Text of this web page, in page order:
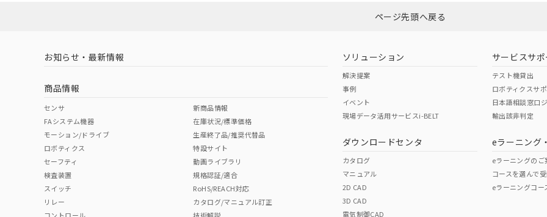
ダウンロードはこちら
中国 RoHS 注意事項・凡例
中国 RoHS表
Pb Hg Cr(VI)
（イギリス
（ノルウェー
（日本
（アメリカ
この製品の規格認証/適合
その他の認証はこちらのページからご
ページ先頭へ戻る
お知らせ・最新情報
商品情報
センサ
FAシステム機器
モーション/ドライブ
ロボティクス
セーフティ
検査装置
スイッチ
リレー
新商品情報
在庫状況/標準価格
生産終了品/推奨代替品
特設サイト
動画ライブラリ
規格認証/適合
RoHS/REACH対応
カタログ/マニュアル訂正
ソリューション
解決提案
事例
イベント
現場データ活用サービスi-BELT
ダウンロードセンタ
カタログ
マニュアル
2D CAD
3D CAD
電気制御CAD
サービスサポ
テスト機貸出
ロボティクスサ
日本語相談窓口
輸出該非判定
eラーニング
eラーニングのご
コースを選んで
eラーニングコー